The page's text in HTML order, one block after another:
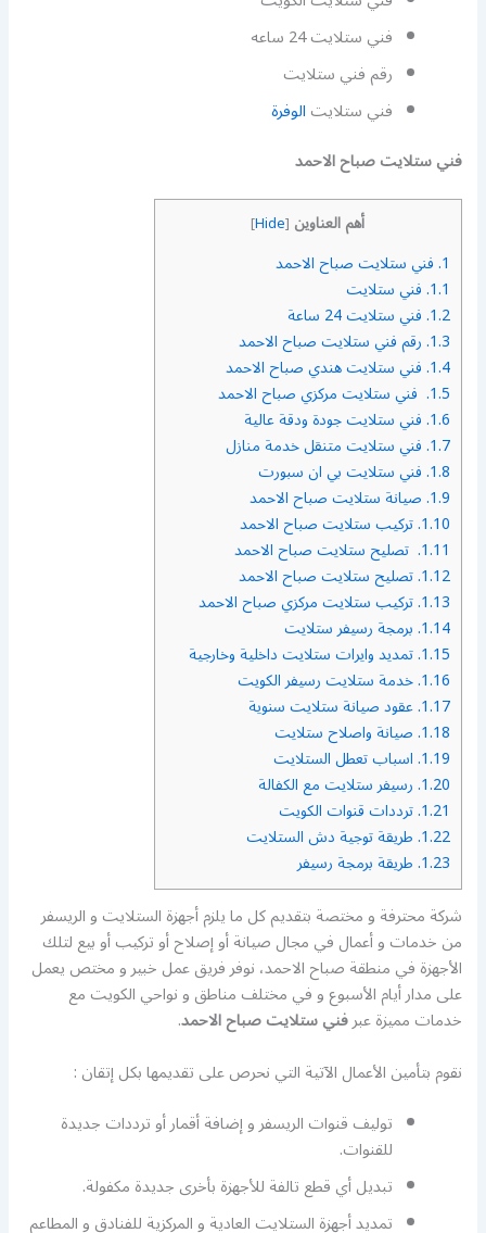
فني ستلايت 24 ساعه
رقم فني ستلايت
فني ستلايتالوفرة
فني ستلايت صباح الاحمد
أهم العناوين [
Hide
]
1. فني ستلايت صباح الاحمد
1.1. فني ستلايت
1.2. فني ستلايت 24 ساعة
1.3. رقم فني ستلايت صباح الاحمد
1.4. فني ستلايت هندي صباح الاحمد
1.5. فني ستلايت مركزي صباح الاحمد
1.6. فني ستلايت جودة ودقة عالية
1.7. فني ستلايت متنقل خدمة منازل
1.8. فني ستلايت بي ان سبورت
1.9. صيانة ستلايت صباح الاحمد
1.10. تركيب ستلايت صباح الاحمد
1.11. تصليح ستلايت صباح الاحمد
1.12. تصليح ستلايت صباح الاحمد
1.13. تركيب ستلايت مركزي صباح الاحمد
1.14. برمجة رسيفر ستلايت
1.15. تمديد وايرات ستلايت داخلية وخارجية
1.16. خدمة ستلايت رسيفر الكويت
1.17. عقود صيانة ستلايت سنوية
1.18. صيانة واصلاح ستلايت
1.19. اسباب تعطل الستلايت
1.20. رسيفر ستلايت مع الكفالة
1.21. ترددات قنوات الكويت
1.22. طريقة توجية دش الستلايت
1.23. طريقة برمجة رسيفر
شركة محترفة و مختصة بتقديم كل ما يلزم أجهزة الستلايت و الريسفر
من خدمات و أعمال في مجال صيانة أو إصلاح أو تركيب أو بيع لتلك
الأجهزة في منطقة صباح الاحمد، نوفر فريق عمل خبير و مختص يعمل
على مدار أيام الأسبوع و في مختلف مناطق و نواحي الكويت مع
خدمات مميزة عبرفني ستلايت صباح الاحمد.
نقوم بتأمين الأعمال الآتية التي نحرص على تقديمها بكل إتقان :
توليف قنوات الريسفر و إضافة أقمار أو ترددات جديدة
للقنوات.
تبديل أي قطع تالفة للأجهزة بأخرى جديدة مكفولة.
تمديد أجهزة الستلايت العادية و المركزية للفنادق و المطاعم